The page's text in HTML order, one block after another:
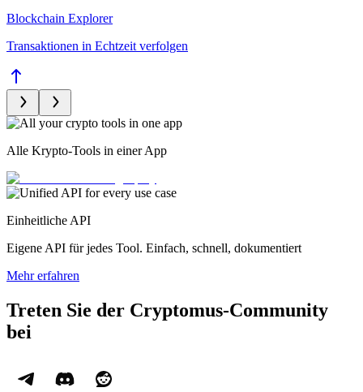
Blockchain Explorer
Transaktionen in Echtzeit verfolgen
Alle Krypto-Tools in einer App
Einheitliche API
Eigene API für jedes Tool. Einfach, schnell, dokumentiert
Mehr erfahren
Treten Sie der Cryptomus-Community
bei